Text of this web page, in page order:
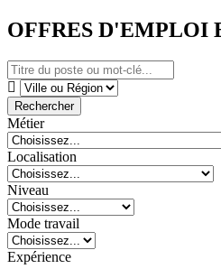
OFFRES D'EMPLOI
Rechercher
Métier
Localisation
Niveau
Mode travail
Expérience